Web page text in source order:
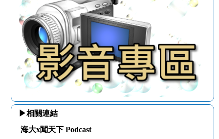
▶相關連結
海大x闖天下 Podcast